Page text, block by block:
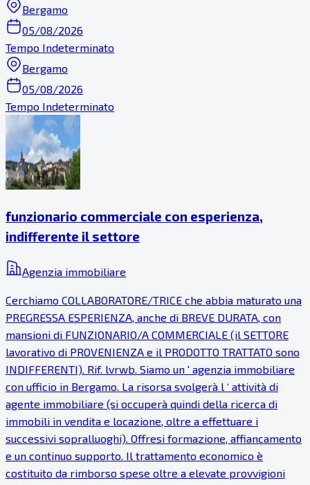
Bergamo
05/08/2026
Tempo Indeterminato
Bergamo
05/08/2026
Tempo Indeterminato
funzionario commerciale con esperienza,
indifferente il settore
Agenzia immobiliare
Cerchiamo COLLABORATORE/TRICE che abbia maturato una
PREGRESSA ESPERIENZA, anche di BREVE DURATA, con
mansioni di FUNZIONARIO/A COMMERCIALE (il SETTORE
lavorativo di PROVENIENZA e il PRODOTTO TRATTATO sono
INDIFFERENTI). Rif. lvrwb. Siamo un ' agenzia immobiliare
con ufficio in Bergamo. La risorsa svolgerà l ‘ attività di
agente immobiliare (si occuperà quindi della ricerca di
immobili in vendita e locazione, oltre a effettuare i
successivi sopralluoghi). Offresi formazione, affiancamento
e un continuo supporto. Il trattamento economico è
costituito da rimborso spese oltre a elevate provvigioni